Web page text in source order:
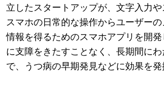
立したスタートアップが、文字入力
スマホの日常的な操作からユーザー
情報を得るためのスマホアプリを開
に支障をきたすことなく、長期間に
で、うつ病の早期発見などに効果を発